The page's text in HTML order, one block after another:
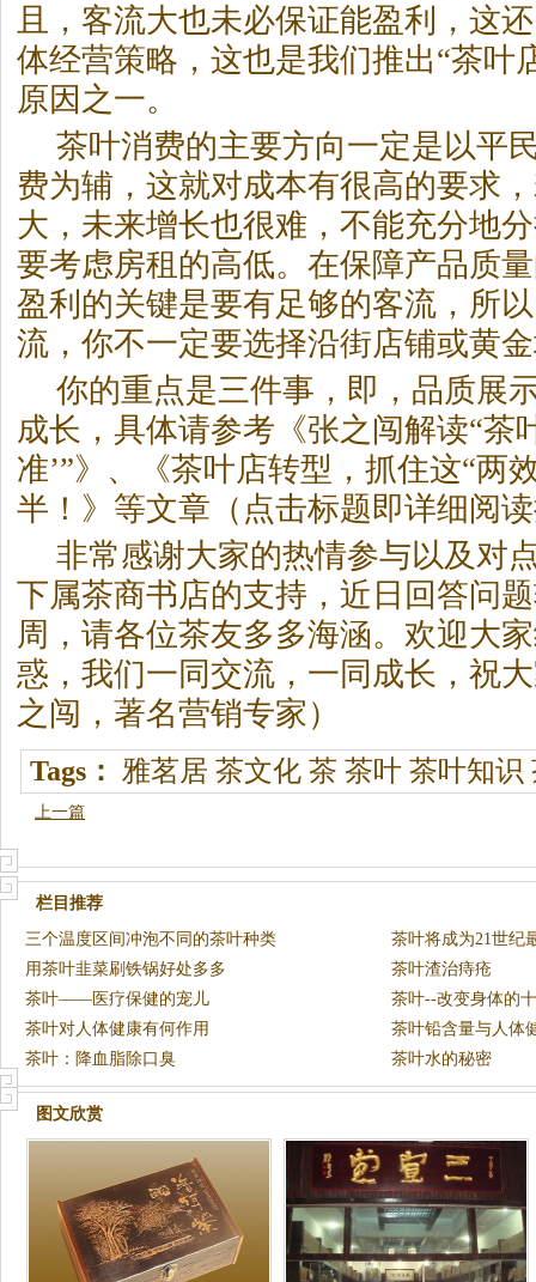
且，客流大也未必保证能盈利，这
体经营策略，这也是我们推出“茶叶
原因之一。
茶叶消费的主要方向一定是以平
费为辅，这就对成本有很高的要求
大，未来增长也很难，不能充分地
要考虑房租的高低。在保障产品质
盈利的关键是要有足够的客流，所
流，你不一定要选择沿街店铺或黄
你的重点是三件事，即，品质展
成长，具体请参考《张之闯解读“茶
准’”》、《茶叶店转型，抓住这“两
半！》等文章（点击标题即详细阅
非常感谢大家的热情参与以及对
下属茶商书店的支持，近日回答问
周，请各位茶友多多海涵。欢迎大
惑，我们一同交流，一同成长，祝
之闯，著名营销专家）
Tags： 雅茗居 茶文化 茶 茶叶 茶叶知识
上一篇
栏目推荐
三个温度区间冲泡不同的茶叶种类
茶叶将成为21世纪
用茶叶韭菜刷铁锅好处多多
茶叶渣治痔疮
茶叶——医疗保健的宠儿
茶叶--改变身体的
茶叶对人体健康有何作用
茶叶铅含量与人体
茶叶：降血脂除口臭
茶叶水的秘密
图文欣赏